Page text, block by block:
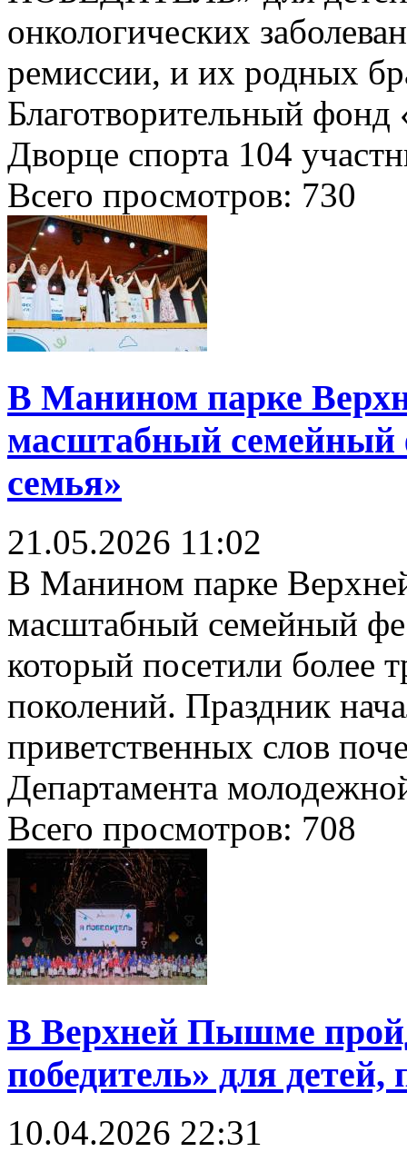
онкологических
ремиссии, и их родных
Благотворительный
Дворце спорта 104
Всего просмотров: 730
В Манином парке
масштабный семейный
семья»
21.05.2026 11:02
В Манином парке
масштабный семейный
который посетили более
поколений. Праздник
приветственных слов
Департамента
Всего просмотров: 708
В Верхней Пышме
победитель» для
10.04.2026 22:31